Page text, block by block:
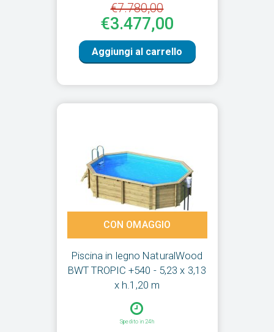
€7.780,00
€3.477,00
Aggiungi al carrello
Piscina in legno NaturalWood
BWT TROPIC +540 - 5,23 x 3,13
x h.1,20 m
Spedito in 24h
CON OMAGGIO